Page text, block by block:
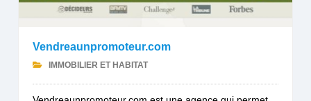
Vendreaunpromoteur.com
IMMOBILIER ET HABITAT